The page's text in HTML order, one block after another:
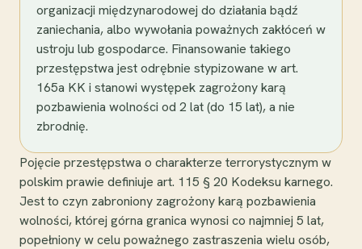
organizacji międzynarodowej do działania bądź
zaniechania, albo wywołania poważnych zakłóceń w
ustroju lub gospodarce. Finansowanie takiego
przestępstwa jest odrębnie stypizowane w art.
165a KK i stanowi występek zagrożony karą
pozbawienia wolności od 2 lat (do 15 lat), a nie
zbrodnię.
Pojęcie przestępstwa o charakterze terrorystycznym w
polskim prawie definiuje art. 115 § 20 Kodeksu karnego.
Jest to czyn zabroniony zagrożony karą pozbawienia
wolności, której górna granica wynosi co najmniej 5 lat,
popełniony w celu poważnego zastraszenia wielu osób,